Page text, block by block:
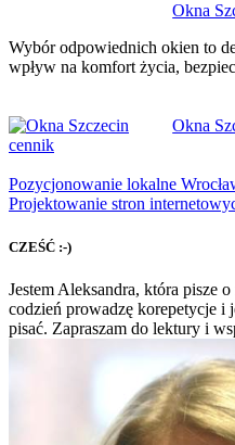
Okna
Wybór odpowiednich okien to
wpływ na komfort życia,
Okna
Pozycjonowanie lokalne
Projektowanie stron
CZEŚĆ :-)
Jestem Aleksandra, która pisze
codzień prowadzę korepetycje i
pisać. Zapraszam do lektury i